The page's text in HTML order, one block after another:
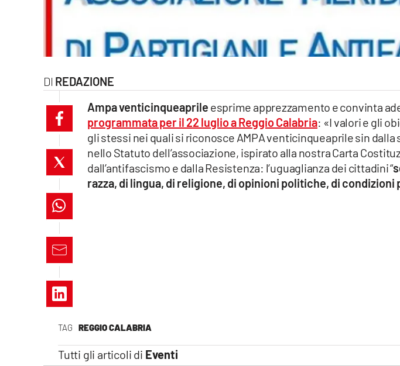
catanzarochannel.it
lacapitalenews.it
REDAZIONE
TAG REGGIO CALABRIA
Tutti gli articoli di Eventi
Ampa venticinqueaprile esprime apprezzamento e convinta
programmata per il 22 luglio a Reggio Calabria: «I valori e gli
gli stessi nei quali si riconosce AMPA venticinqueaprile sin
nello Statuto dell’associazione, ispirato alla nostra Carta
dall’antifascismo e dalla Resistenza: l’uguaglianza dei cittadini “
razza, di lingua, di religione, di opinioni politiche, di condizioni